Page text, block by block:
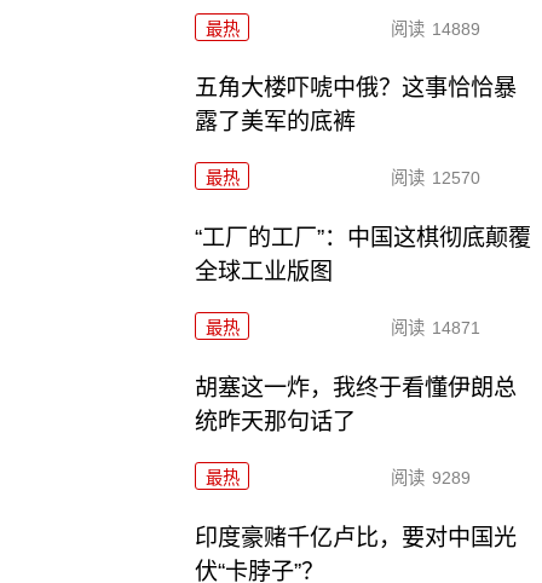
最热 阅读 14889
五角大楼吓唬中俄？这事恰恰暴
露了美军的底裤
最热 阅读 12570
“工厂的工厂”：中国这棋彻底颠覆
全球工业版图
最热 阅读 14871
胡塞这一炸，我终于看懂伊朗总
统昨天那句话了
最热 阅读 9289
印度豪赌千亿卢比，要对中国光
伏“卡脖子”？